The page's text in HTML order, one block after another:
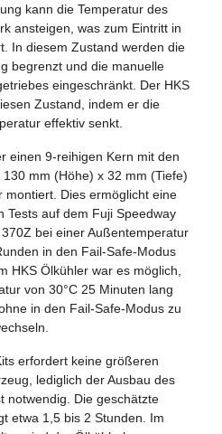
kann die Temperatur des
ansteigen, was zum Eintritt in
In diesem Zustand werden die
begrenzt und die manuelle
eingeschränkt. Der HKS
Zustand, indem er die
effektiv senkt.
einen 9-reihigen Kern mit den
mm (Höhe) x 32 mm (Tiefe)
montiert. Dies ermöglicht eine
Tests auf dem Fuji Speedway
bei einer Außentemperatur
in den Fail-Safe-Modus
HKS Ölkühler war es möglich,
von 30°C 25 Minuten lang
in den Fail-Safe-Modus zu
erfordert keine größeren
lediglich der Ausbau des
notwendig. Die geschätzte
etwa 1,5 bis 2 Stunden. Im